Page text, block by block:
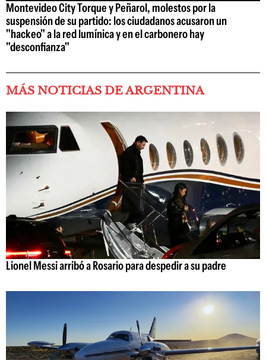
Montevideo City Torque y Peñarol, molestos por la
suspensión de su partido: los ciudadanos acusaron un
"hackeo" a la red lumínica y en el carbonero hay
"desconfianza"
MÁS NOTICIAS DE ARGENTINA
Lionel Messi arribó a Rosario para despedir a su padre